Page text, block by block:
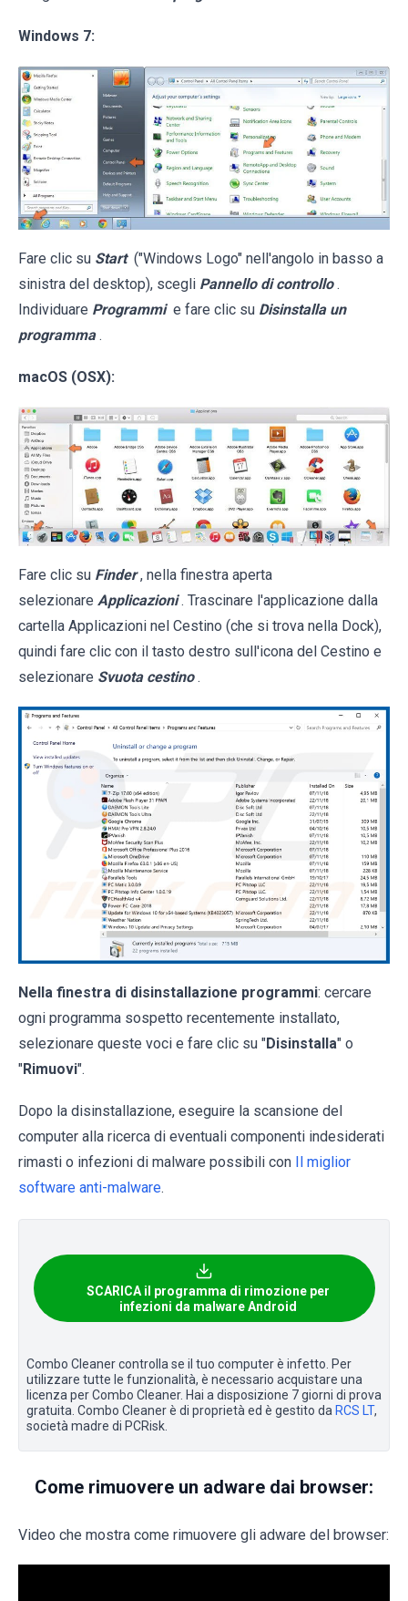
Windows 7:
Fare clic su Start ("Windows Logo" nell'angolo in basso a
sinistra del desktop), scegli Pannello di controllo .
Individuare Programmi e fare clic su Disinstalla un
programma .
macOS (OSX):
Fare clic su Finder , nella finestra aperta
selezionare Applicazioni . Trascinare l'applicazione dalla
cartella Applicazioni nel Cestino (che si trova nella Dock),
quindi fare clic con il tasto destro sull'icona del Cestino e
selezionare Svuota cestino .
Nella finestra di disinstallazione programmi: cercare
ogni programma sospetto recentemente installato,
selezionare queste voci e fare clic su "Disinstalla" o
"Rimuovi".
Dopo la disinstallazione, eseguire la scansione del
computer alla ricerca di eventuali componenti indesiderati
rimasti o infezioni di malware possibili con
Il miglior
software anti-malware.
SCARICA il programma di rimozione per
infezioni da malware Android
Combo Cleaner controlla se il tuo computer è infetto. Per
utilizzare tutte le funzionalità, è necessario acquistare una
licenza per Combo Cleaner. Hai a disposizione 7 giorni di prova
gratuita. Combo Cleaner è di proprietà ed è gestito da RCS LT,
società madre di PCRisk.
Come rimuovere un adware dai browser:
Video che mostra come rimuovere gli adware del browser: